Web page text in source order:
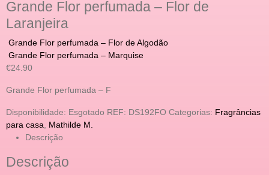
Grande Flor perfumada – Flor de
Laranjeira
Grande Flor perfumada – Flor de Algodão
Grande Flor perfumada – Marquise
€24.90
Grande Flor perfumada – F
Disponibilidade: Esgotado REF: DS192FO Categorias: Fragrâncias
para casa
Mathilde M.
Descrição
Descrição